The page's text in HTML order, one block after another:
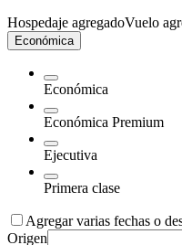
Hospedaje agregadoVuelo
Económica
Económica
Económica Premium
Ejecutiva
Primera clase
Agregar varias fechas o
Origen